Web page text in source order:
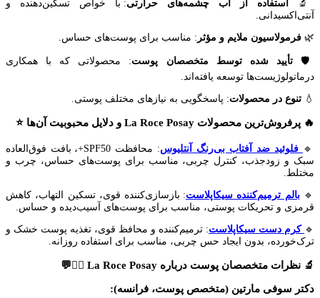
🔬 استفاده از آب چشمه‌های حرارتی: با خواص تسکین‌دهنده و
آنتی‌اکسیدانی.
🌿 فرمولاسیون ملایم و مؤثر : مناسب برای پوست‌های حساس.
🛡️تأیید شده توسط متخصصان پوست: محصولاتی که با همکاری
درماتولوژیست‌ها توسعه یافته‌اند.
💧 تنوع در محصولات: پاسخگویی به نیازهای مختلف پوستی.
🔥 پرفروش‌ترین محصولات La Roce Posay و دلایل محبوبیت آن‌ها ⭐
🔹 فلوئید ضد آفتاب بی‌رنگ آنتلیوس
: محافظت SPF50+، بافت فوق‌العاده
سبک و زودجذب، کنترل چربی، مناسب برای پوست‌های حساس، چرب و
مختلط.
🔹بالم ترمیم‌کننده سیکاپلاست: بازسازی‌کننده قوی، تسکین التهاب، کاهش
قرمزی و تحریکات پوستی، مناسب برای پوست‌های آسیب‌دیده و حساس.
🔹 کرم دست سیکاپلاست: ترمیم‌کننده و محافظ قوی، تغذیه پوست خشک و
ترک‌خورده، بدون ایجاد حس چربی، مناسب برای استفاده روزانه.
🔬 نظرات متخصصان پوست درباره La Roce Posay 👩‍⚕️💬
دکتر سوفی مارتین (متخصص پوست، فرانسه):